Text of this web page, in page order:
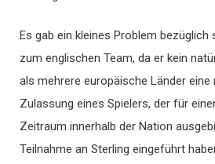
Es gab ein kleines Problem bezüglich
zum englischen Team, da er kein
als mehrere europäische Länder eine
Zulassung eines Spielers, der für
Zeitraum innerhalb der Nation
Teilnahme an Sterling eingeführt